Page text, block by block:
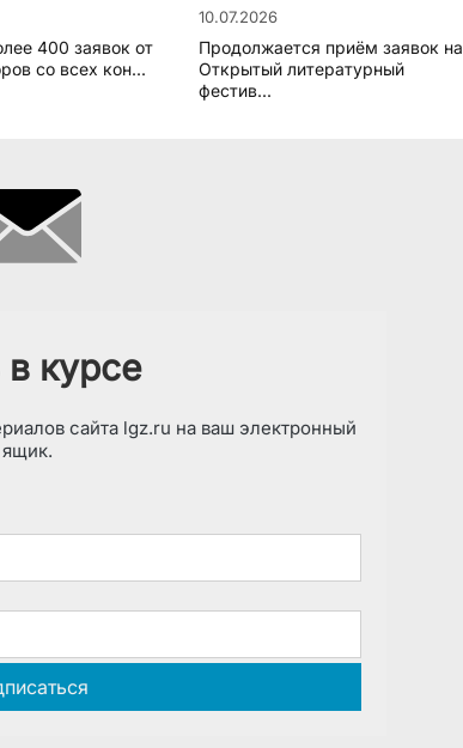
400 заявок от
со всех кон...
10.07.2026
Продолжается приём заявок на
Открытый литературный
фестив...
курсе
сайта lgz.ru на ваш электронный
ящик.